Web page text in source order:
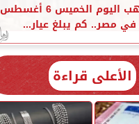
أسعار الذهب اليوم الخميس 6 أغسطس
الأعلى قراءة